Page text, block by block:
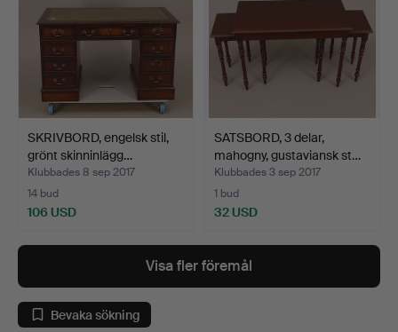
SKRIVBORD, engelsk stil,
grönt skinninlägg…
Klubbades 8 sep 2017
14 bud
106 USD
SATSBORD, 3 delar,
mahogny, gustaviansk st…
Klubbades 3 sep 2017
1 bud
32 USD
Visa fler föremål
Bevaka sökning